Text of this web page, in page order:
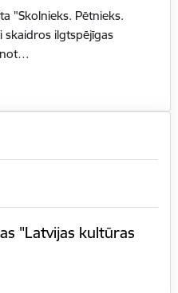
"Skolnieks. Pētnieks.
skaidros ilgtspējīgas
"Latvijas kultūras